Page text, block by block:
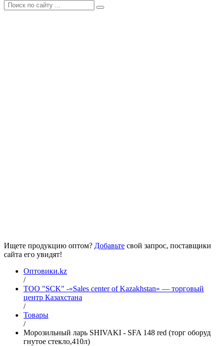
Ищете продукцию оптом? Добавьте свой запрос, поставщики
сайта его увидят!
Оптовики.kz
/
ТОО "SCK" -«Sales center of Kazakhstan» — торговый
центр Казахстана
/
Товары
/
Морозильный ларь SHIVAKI - SFA 148 red (торг оборуд
гнутое стекло,410л)